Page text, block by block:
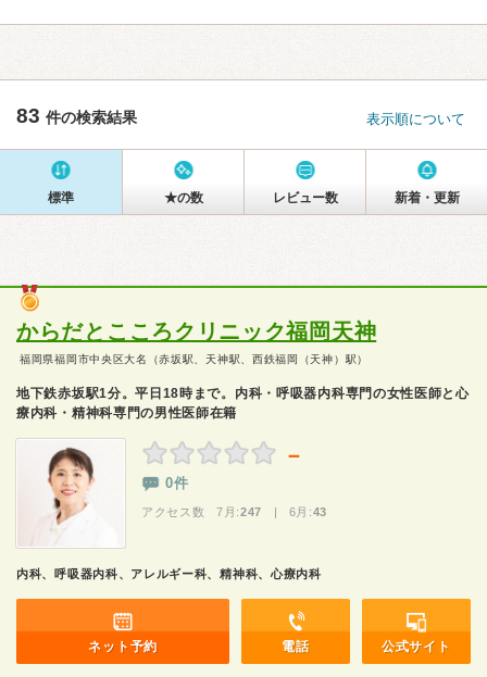
83 件の検索結果 表示順について
標準 ★の数 レビュー数 新着・更新
からだとこころクリニック福岡天神
福岡県福岡市中央区大名（赤坂駅、天神駅、西鉄福岡（天神）駅）
地下鉄赤坂駅1分。平日18時まで。内科・呼吸器内科専門の女性医師と心
療内科・精神科専門の男性医師在籍
－
0件
アクセス数 7月:247 | 6月:43
内科、呼吸器内科、アレルギー科、精神科、心療内科
ネット予約 電話 公式サイト